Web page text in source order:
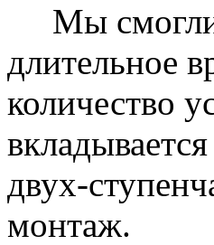
Мы смогли
длительное
количество
двух-
монтаж.